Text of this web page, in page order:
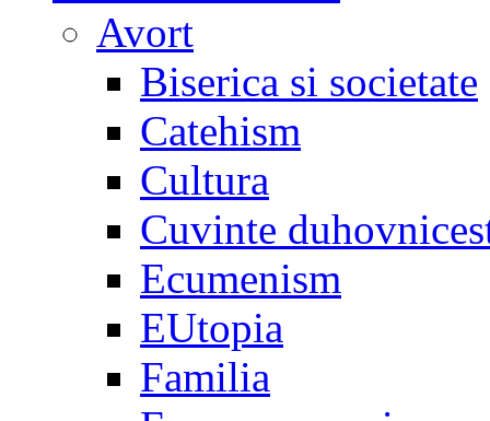
Avort
Biserica si societate
Catehism
Cultura
Cuvinte
Ecumenism
EUtopia
Familia